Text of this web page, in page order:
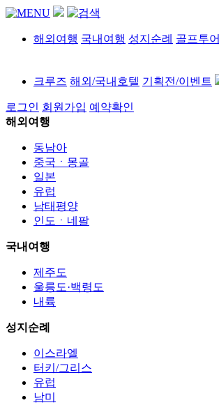
해외여행 국내여행 성지순례 골프투어
크루즈 해외/국내호텔 기획전/이벤트
로그인 회원가입 예약확인
해외여행
동남아
중국ㆍ몽골
일본
유럽
남태평양
인도ㆍ네팔
국내여행
제주도
울릉도·백령도
내륙
성지순례
이스라엘
터키/그리스
유럽
남미